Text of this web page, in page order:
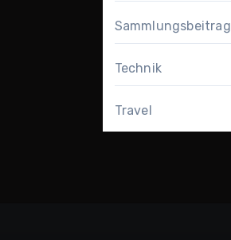
Sammlungsbeitrag
Technik
Travel